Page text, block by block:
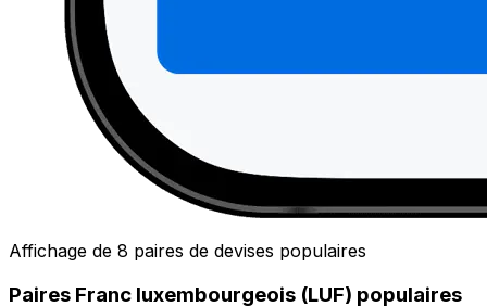
Affichage de 8 paires de devises populaires
Paires Franc luxembourgeois (LUF) populaires